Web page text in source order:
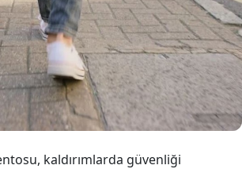
neden oldu. Artık ülkede
koşan ceza yiyecek. Yayalara 1
2026 itibariyle hız sınırı getirilecek.
kaldırımlarda güvenliği